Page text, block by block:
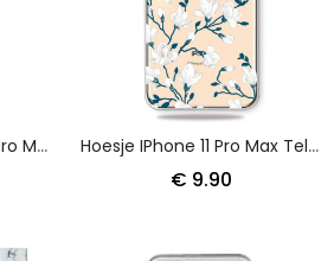
Hoesje Voor IPhone 11 Pro Max Kat Onder De Boom Hoesje IPhone 11 Pro Max Telefoonhoesje Witte Bloemen
€ 9.90